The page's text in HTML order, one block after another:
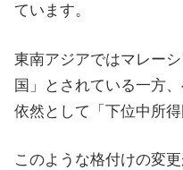
ています。
東南アジアではマレー
国」とされている一方
依然として「下位中所得
このような格付けの変